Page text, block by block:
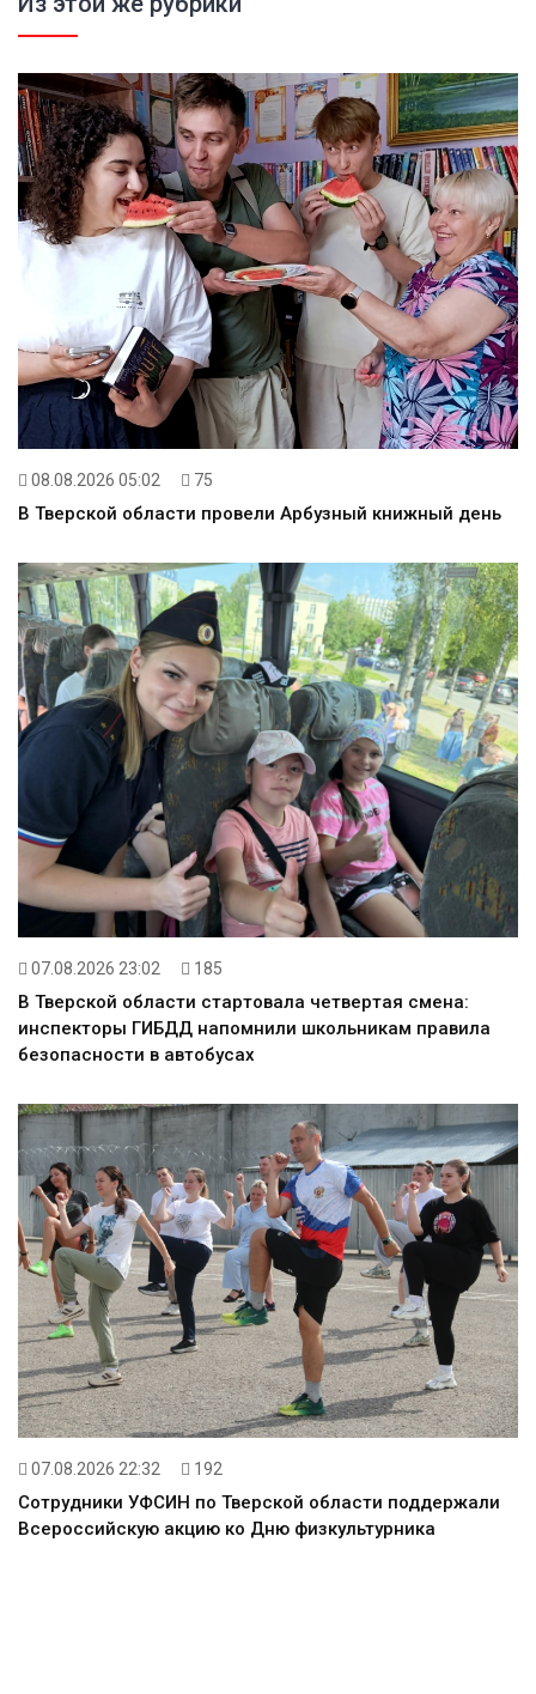
08.08.2026 05:02 75
В Тверской области провели Арбузный книжный день
07.08.2026 23:02 185
В Тверской области стартовала четвертая смена:
инспекторы ГИБДД напомнили школьникам правила
безопасности в автобусах
07.08.2026 22:32 192
Сотрудники УФСИН по Тверской области поддержали
Всероссийскую акцию ко Дню физкультурника